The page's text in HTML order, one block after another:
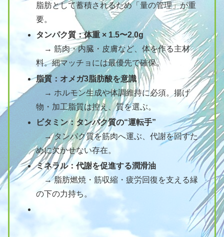
脂肪として蓄積されるため「量の管理」が重
要。
タンパク質：体重 × 1.5〜2.0g
→ 筋肉・内臓・皮膚など、体を作る主材
料。細マッチョには最優先で確保。
脂質：オメガ3脂肪酸を意識
→ ホルモン生成や体調維持に必須。揚げ
物・加工脂質は控え、質を選ぶ。
ビタミン：タンパク質の“運転手”
→ タンパク質を筋肉へ運ぶ、代謝を回すた
めに欠かせない存在。
ミネラル：代謝を促進する潤滑油
→ 脂肪燃焼・筋収縮・疲労回復を支える縁
の下の力持ち。